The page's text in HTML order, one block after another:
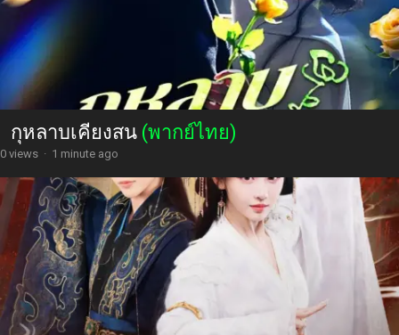
กุหลาบเคียงสน (พากย์ไทย)
0 views · 1 minute ago